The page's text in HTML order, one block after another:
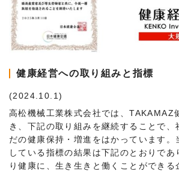
健康経営への取り組みと指標
(2024.10.1)
高松機械工業株式会社では、TAKAMAZ
き、下記の取り組みを継続することで、
だの健康保持・増進をはかっています。
している指標の結果は下記のとおりであ
り健康に、生き生きと働くことができる